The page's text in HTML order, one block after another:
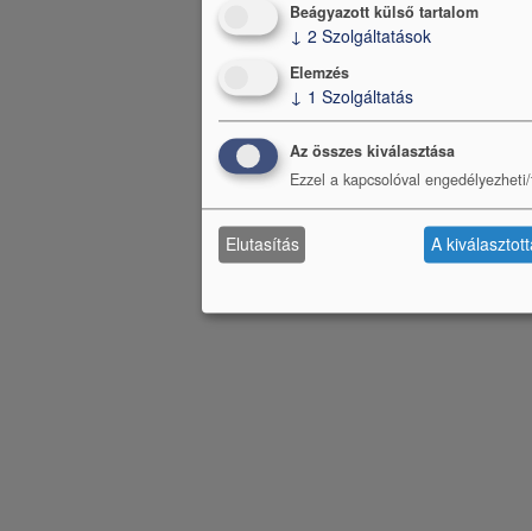
Beágyazott külső tartalom
↓ 2 Szolgáltatások
Elemzés
↓ 1 Szolgáltatás
Az összes kiválasztása
Ezzel a kapcsolóval
Elutasítás A